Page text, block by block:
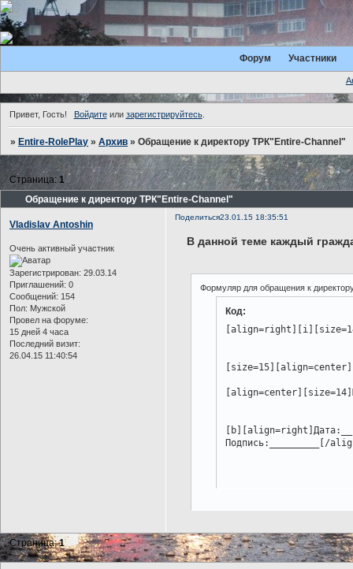
Форум Участники
Привет, Гость! Войдитеили зарегистрируйтесь.
»Entire-RolePlay »Архив »Обращение к директору ТРК"Entire-Channel"
Обращение к директору ТРК"Entire-Channel"
Страница:1
Поделиться23.01.15 18:35:51
Vladislav Antoshin
Очень активный участник
Зарегистрирован: 29.03.14
Приглашений: 0
Сообщений: 154
Пол: Мужской
Провел на форуме:
15 дней 4 часа
Последний визит:
26.04.15 11:40:54
В данной теме каждый
Формуляр для обращения к
Код:
Подпись:_________[/
Страница:1